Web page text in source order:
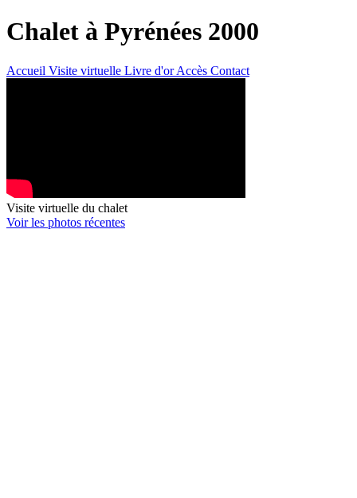
Chalet à Pyrénées 2000
Accueil Visite virtuelle Livre d'orAccès Contact
Visite virtuelle du chalet
Voir les photos récentes